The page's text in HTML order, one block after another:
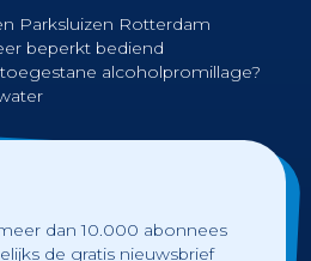
Parksluizen Rotterdam
beperkt bediend
toegestane alcoholpromillage?
dan 10.000 abonnees
de gratis nieuwsbrief